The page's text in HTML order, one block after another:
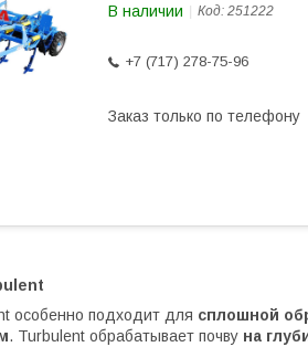
В наличии Код: 251222
+7 (717) 278-75-96
Заказ только по телефону
особенно подходит для сплошной
. Turbulent обрабатывает почву на